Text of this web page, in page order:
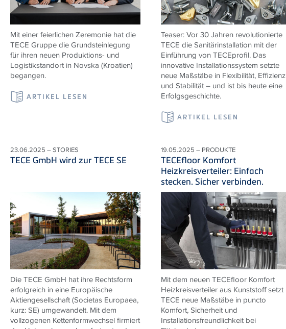
Mit einer feierlichen Zeremonie hat die
TECE Gruppe die Grundsteinlegung
für ihren neuen Produktions- und
Logistikstandort in Novska (Kroatien)
begangen.
ARTIKEL LESEN
Teaser: Vor 30 Jahren revolutionierte
TECE die Sanitärinstallation mit der
Einführung von TECEprofil. Das
innovative Installationssystem setzte
neue Maßstäbe in Flexibilität, Effizienz
und Stabilität – und ist bis heute eine
Erfolgsgeschichte.
ARTIKEL LESEN
23.06.2025 – STORIES
TECE GmbH wird zur TECE SE
Die TECE GmbH hat ihre Rechtsform
erfolgreich in eine Europäische
Aktiengesellschaft (Societas Europaea,
kurz: SE) umgewandelt. Mit dem
vollzogenen Kettenformwechsel firmiert
19.05.2025 – PRODUKTE
TECEfloor Komfort
Heizkreisverteiler: Einfach
stecken. Sicher verbinden.
Mit dem neuen TECEfloor Komfort
Heizkreisverteiler aus Kunststoff setzt
TECE neue Maßstäbe in puncto
Komfort, Sicherheit und
Installationsfreundlichkeit bei